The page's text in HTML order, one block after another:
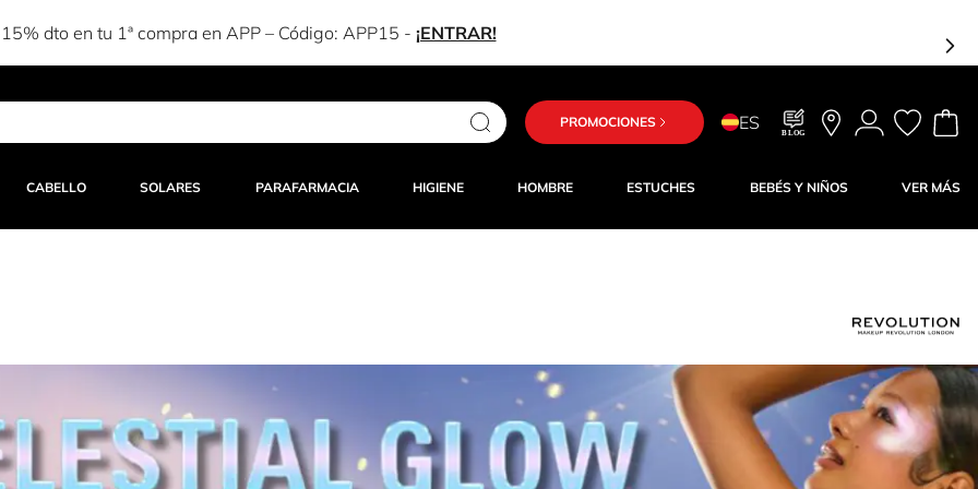
Estás a solo 25,00 € del envío gratuito
PROMOCIONES ES BLOG
CABELLO SOLARES PARAFARMACIA HIGIENE HOMBRE ESTUCHES BEBÉS Y NIÑOS VER MÁS